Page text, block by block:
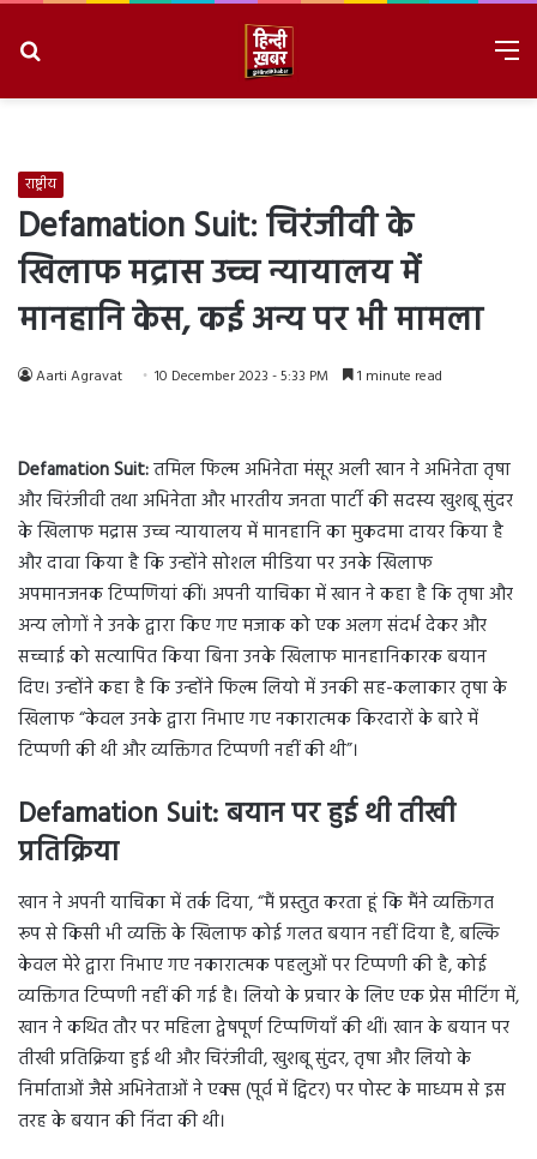
राष्ट्रीय
Defamation Suit: चिरंजीवी के
खिलाफ मद्रास उच्च न्यायालय में
मानहानि केस, कई अन्य पर भी मामला
Aarti Agravat 10 December 2023 - 5:33 PM 1 minute read
Defamation Suit:तमिल फिल्म अभिनेता मंसूर अली खान ने अभिनेता तृषा
और चिरंजीवी तथा अभिनेता और भारतीय जनता पार्टी की सदस्य खुशबू सुंदर
के खिलाफ मद्रास उच्च न्यायालय में मानहानि का मुकदमा दायर किया है
और दावा किया है कि उन्होंने सोशल मीडिया पर उनके खिलाफ
अपमानजनक टिप्पणियां कीं। अपनी याचिका में खान ने कहा है कि तृषा और
अन्य लोगों ने उनके द्वारा किए गए मजाक को एक अलग संदर्भ देकर और
सच्चाई को सत्यापित किया बिना उनके खिलाफ मानहानिकारक बयान
दिए। उन्होंने कहा है कि उन्होंने फिल्म लियो में उनकी सह-कलाकार तृषा के
खिलाफ “केवल उनके द्वारा निभाए गए नकारात्मक किरदारों के बारे में
टिप्पणी की थी और व्यक्तिगत टिप्पणी नहीं की थी”।
Defamation Suit:बयान पर हुई थी तीखी
प्रतिक्रिया
खान ने अपनी याचिका में तर्क दिया, “मैं प्रस्तुत करता हूं कि मैंने व्यक्तिगत
रूप से किसी भी व्यक्ति के खिलाफ कोई गलत बयान नहीं दिया है, बल्कि
केवल मेरे द्वारा निभाए गए नकारात्मक पहलुओं पर टिप्पणी की है, कोई
व्यक्तिगत टिप्पणी नहीं की गई है। लियो के प्रचार के लिए एक प्रेस मीटिंग में,
खान ने कथित तौर पर महिला द्वेषपूर्ण टिप्पणियाँ की थीं। खान के बयान पर
तीखी प्रतिक्रिया हुई थी और चिरंजीवी, खुशबू सुंदर, तृषा और लियो के
निर्माताओं जैसे अभिनेताओं ने एक्स (पूर्व में ट्विटर) पर पोस्ट के माध्यम से इस
तरह के बयान की निंदा की थी।